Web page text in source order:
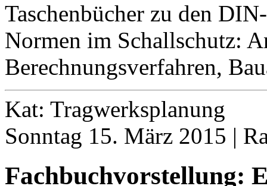
Taschenbücher zu den
Normen im Schallschutz:
Berechnungsverfahren,
Kat: Tragwerksplanung
Sonntag 15. März 2015 |
Fachbuchvorstellung: